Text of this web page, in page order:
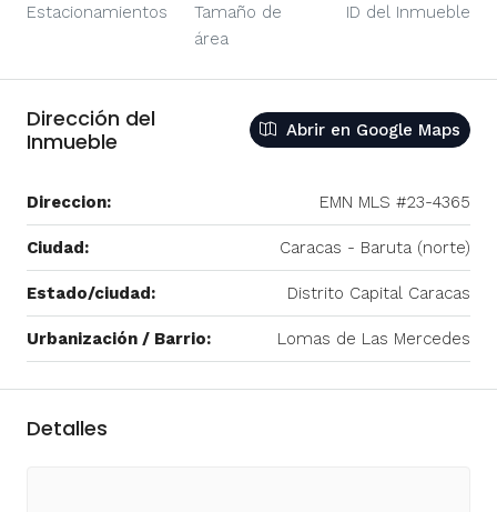
Estacionamientos
Tamaño de
área
ID del Inmueble
Dirección del
Inmueble
Abrir en Google Maps
Direccion: EMN MLS #23-4365
Ciudad: Caracas - Baruta (norte)
Estado/ciudad: Distrito Capital Caracas
Urbanización / Barrio: Lomas de Las Mercedes
Detalles